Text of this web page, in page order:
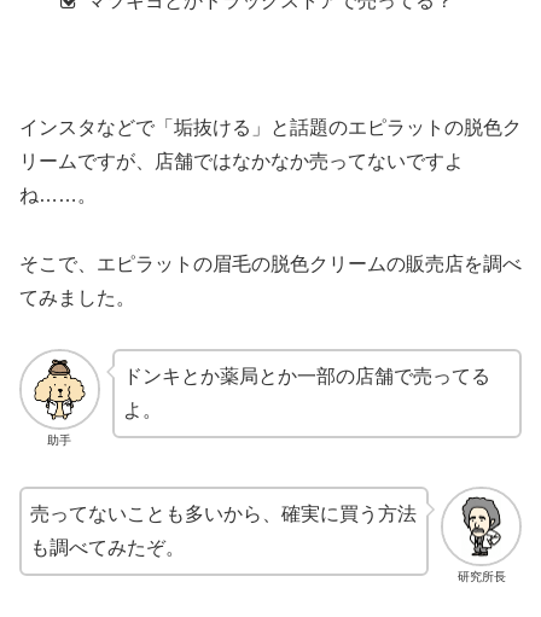
インスタなどで「垢抜ける」と話題のエピラットの脱色ク
リームですが、店舗ではなかなか売ってないですよ
ね……。
そこで、エピラットの眉毛の脱色クリームの販売店を調べ
てみました。
助手
ドンキとか薬局とか一部の店舗で売ってる
よ。
研究所長
売ってないことも多いから、確実に買う方法
も調べてみたぞ。